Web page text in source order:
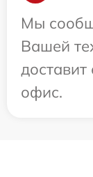
Мы
Вашей
офис.